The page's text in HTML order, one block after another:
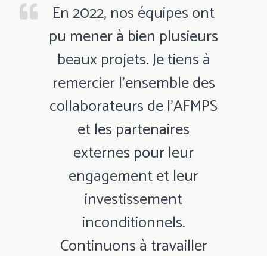
En 2022, nos équipes ont
pu mener à bien plusieurs
beaux projets. Je tiens à
remercier l’ensemble des
collaborateurs de l’AFMPS
et les partenaires
externes pour leur
engagement et leur
investissement
inconditionnels.
Continuons à travailler